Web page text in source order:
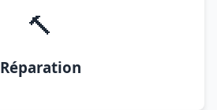
🔨
Réparation